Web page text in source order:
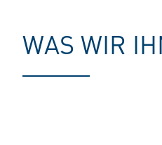
WAS WIR